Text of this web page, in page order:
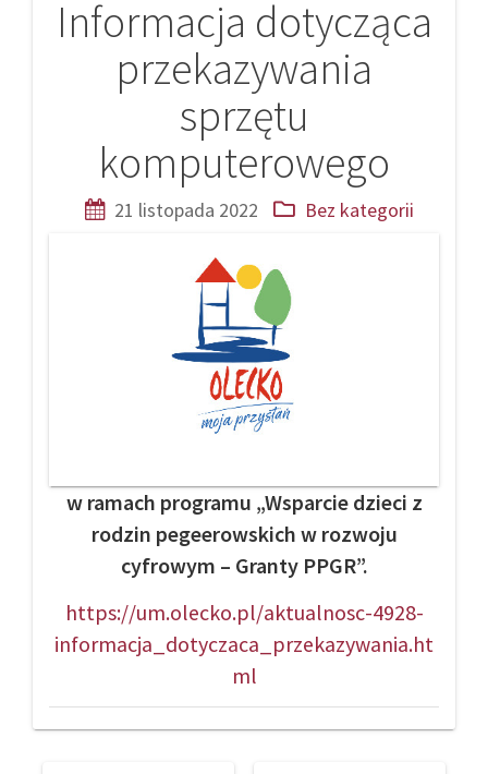
Informacja dotycząca
przekazywania
sprzętu
komputerowego
21 listopada 2022 Bez kategorii
w ramach programu „Wsparcie dzieci z
rodzin pegeerowskich w rozwoju
cyfrowym – Granty PPGR”.
https://um.olecko.pl/aktualnosc-4928-
informacja_dotyczaca_przekazywania.ht
ml
Nawigacja
wpisu